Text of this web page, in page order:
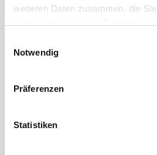
weiteren Daten zusammen, die
Notwendig
Präferenzen
Statistiken
Juni 2020
Mai 2020